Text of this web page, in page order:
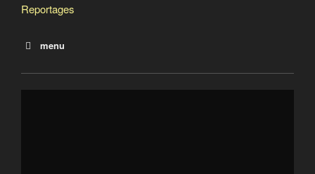
Reportages
menu